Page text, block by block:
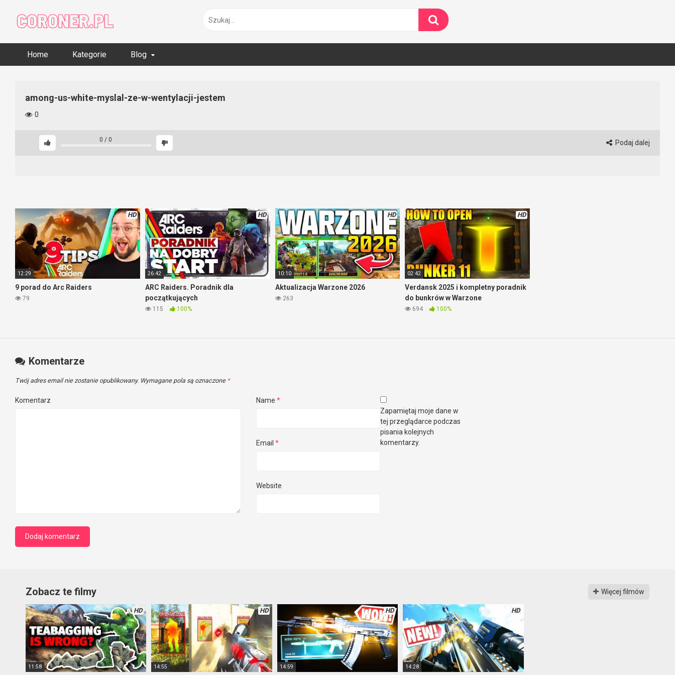
content
Home Kategorie Blog
among-us-white-myslal-ze-w-wentylacji-jestem
0
0 / 0 Podaj dalej
HD
12:29
9 porad do Arc Raiders
79
HD
26:42
ARC Raiders. Poradnik dla
początkujących
115 100%
HD
10:10
Aktualizacja Warzone 2026
263
HD
02:42
Verdansk 2025 i kompletny poradnik
do bunkrów w Warzone
694 100%
Komentarze
Twój adres email nie zostanie opublikowany. Wymagane pola są oznaczone *
Komentarz Name *
Email *
Website
Zapamiętaj moje dane w
tej przeglądarce podczas
pisania kolejnych
komentarzy.
Zobacz te filmy Więcej filmów
HD
11:58
HD
14:55
HD
14:59
HD
14:28